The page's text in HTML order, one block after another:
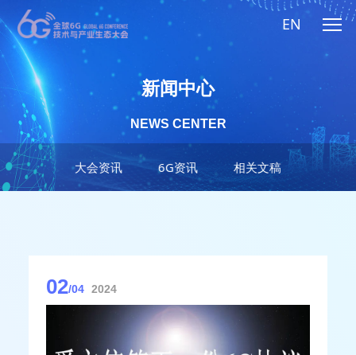
EN
大会资讯 6G资讯 相关文稿
新闻中心
NEWS CENTER
02/04 2024